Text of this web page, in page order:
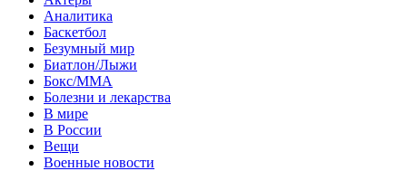
Аналитика
Баскетбол
Безумный мир
Биатлон/Лыжи
Бокс/MMA
Болезни и лекарства
В мире
В России
Вещи
Военные новости